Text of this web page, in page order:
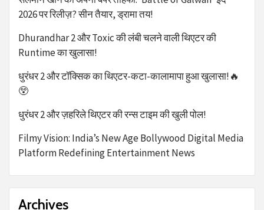
2026 पर रिलीज़? सीन तैयार, ड्रामा तय!
Dhurandhar 2 और Toxic की लंबी चलने वाली थिएटर की
Runtime का खुलासा!
धुरंधर 2 और टॉक्सिक का थिएटर-कटा-कालामापा हुआ खुलासा!🔥
😲
धुरंधर 2 और ज़हरिले थिएटर की रन्स टाइम की खुली पोल!
Filmy Vision: India’s New Age Bollywood Digital Media
Platform Redefining Entertainment News
Archives